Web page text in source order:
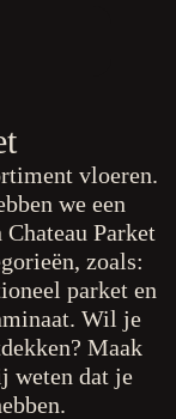
vloeren.
we een
Parket
zoals:
parket en
Wil je
Maak
weten dat je